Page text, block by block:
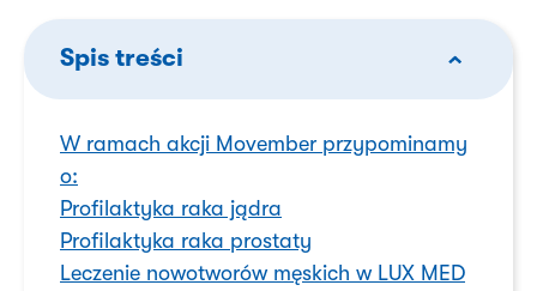
Spis treści
W ramach akcji Movember przypominamy
o:
Profilaktyka raka jądra
Profilaktyka raka prostaty
Leczenie nowotworów męskich w LUX MED